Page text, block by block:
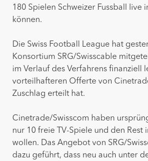
180 Spielen Schweizer Fussball live
können.
Die Swiss Football League hat
Konsortium SRG/Swisscable
im Verlauf des Verfahrens finanziell
vorteilhafteren Offerte von
Zuschlag erteilt hat.
Cinetrade/Swisscom haben
nur 10 freie TV-Spiele und den Rest
wollen. Das Angebot von SRG/
dazu geführt, dass neu auch unter